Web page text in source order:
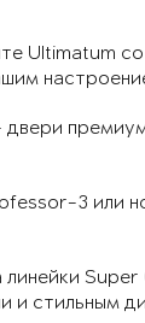
Ultimatum
двери
3 или
и стильным